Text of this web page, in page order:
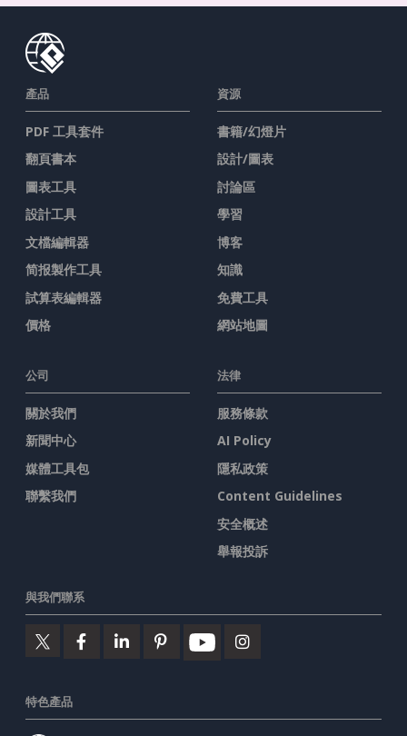
產品
PDF 工具套件
翻頁書本
圖表工具
設計工具
文檔編輯器
简报製作工具
試算表編輯器
價格
資源
書籍/幻燈片
設計/圖表
討論區
學習
博客
知識
免費工具
網站地圖
公司
關於我們
新聞中心
媒體工具包
聯繫我們
法律
服務條款
AI Policy
隱私政策
Content Guidelines
安全概述
舉報投訴
與我們聯系
特色產品